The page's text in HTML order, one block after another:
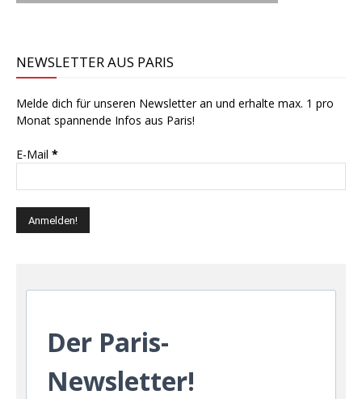
NEWSLETTER AUS PARIS
Melde dich für unseren Newsletter an und erhalte max. 1 pro
Monat spannende Infos aus Paris!
E-Mail *
Der Paris-
Newsletter!